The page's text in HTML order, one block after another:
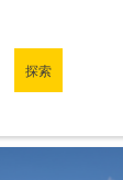
探索